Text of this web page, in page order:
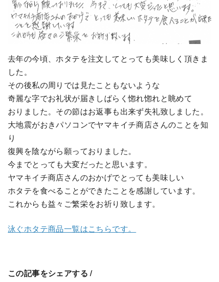
去年の今頃、ホタテを注文してとっても美味しく頂きま
した。
その後私の周りでは見たこともないような
奇麗な字でお礼状が届きしばらく惚れ惚れと眺めて
おりました。その節はお返事も出来ず失礼致しました。
大地震がおきパソコンでヤマキイチ商店さんのことを知
り
復興を陰ながら願っておりました。
今までとっても大変だったと思います。
ヤマキイチ商店さんのおかげでとっても美味しい
ホタテを食べることができたことを感謝しています。
これからも益々ご繁栄をお祈り致します。
泳ぐホタテ商品一覧はこちらです。
この記事をシェアする /